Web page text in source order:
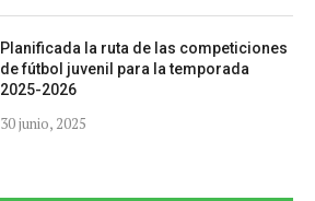
Planificada la ruta de las competiciones
de fútbol juvenil para la temporada
2025-2026
30 junio, 2025